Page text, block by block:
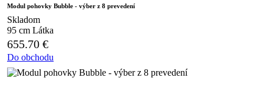
Modul pohovky Bubble - výber z 8 prevedení
Skladom
95 cm Látka
655.70 €
Do obchodu